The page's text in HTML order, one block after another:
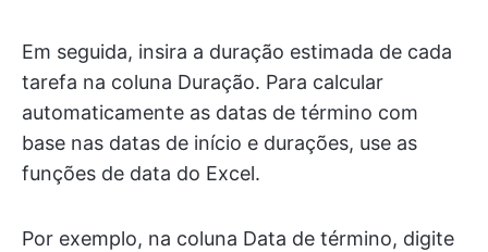
Em seguida, insira a duração estimada de cada
tarefa na coluna Duração. Para calcular
automaticamente as datas de término com
base nas datas de início e durações, use as
funções de data do Excel.
Por exemplo, na coluna Data de término, digite